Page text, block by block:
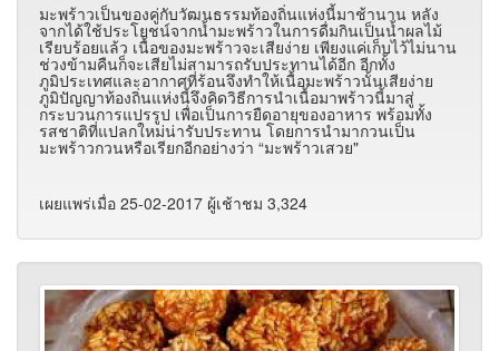
มะพร้าวเป็นของคู่กับวัฒนธรรมท้องถิ่นแห่งนี้มาช้านาน หลัง
จากได้ใช้ประโยชน์จากน้ำมะพร้าวในการดื่มกินเป็นน้ำผลไม้
เรียบร้อยแล้ว เนื้อของมะพร้าวจะเสียง่าย เพียงแค่เก็บไว้ไม่นาน
ช่วงข้ามคืนก็จะเสียไม่สามารถรับประทานได้อีก อีกทั้ง
ภูมิประเทศและอากาศที่ร้อนจึงทำให้เนื้อมะพร้าวนั้นเสียง่าย
ภูมิปัญญาท้องถิ่นแห่งนี้จึงคิดวิธีการนำเนื้อมาพร้าวนี้มาสู่
กระบวนการแปรรูป เพื่อเป็นการยืดอายุของอาหาร พร้อมทั้ง
รสชาติที่แปลกใหม่น่ารับประทาน โดยการนำมากวนเป็น
มะพร้าวกวนหรือเรียกอีกอย่างว่า “มะพร้าวเสวย"
เผยแพร่เมื่อ 25-02-2017 ผู้เช้าชม 3,324